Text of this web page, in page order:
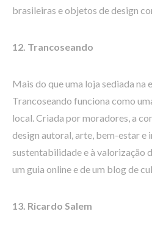
brasileiras e objetos de design
12. Trancoseando
Mais do que uma loja sediada na
Trancoseando funciona como
local. Criada por moradores, a
design autoral, arte, bem-estar e
sustentabilidade e à valorização
um guia online e de um blog de
13. Ricardo Salem